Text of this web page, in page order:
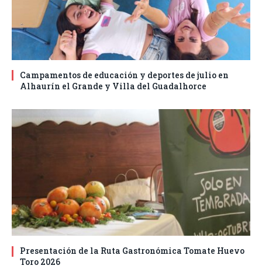
Campamentos de educación y deportes de julio en
Alhaurín el Grande y Villa del Guadalhorce
Presentación de la Ruta Gastronómica Tomate Huevo
Toro 2026